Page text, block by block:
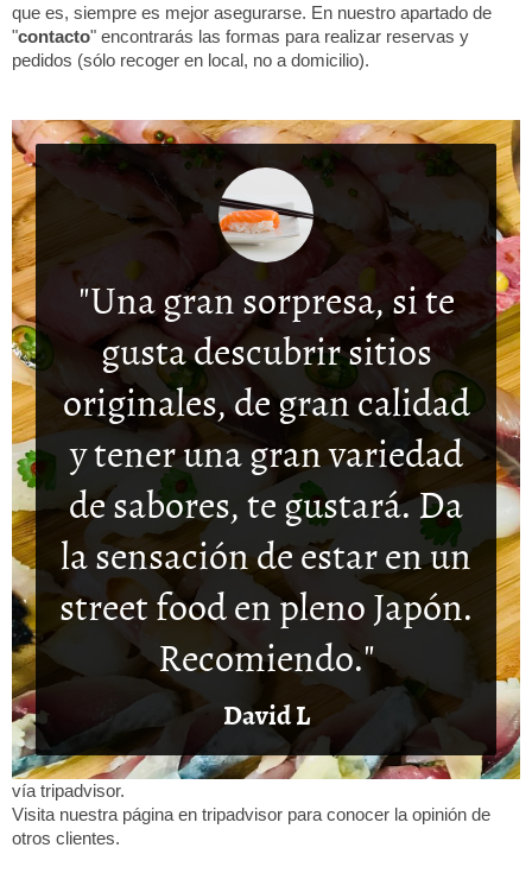
que es, siempre es mejor asegurarse. En nuestro apartado de
"contacto" encontrarás las formas para realizar reservas y
pedidos (sólo recoger en local, no a domicilio).
"Una gran sorpresa, si te
gusta descubrir sitios
originales, de gran calidad
y tener una gran variedad
de sabores, te gustará. Da
la sensación de estar en un
street food en pleno Japón.
Recomiendo."
David L
vía tripadvisor.
Visita nuestra página en tripadvisor para conocer la opinión de
otros clientes.